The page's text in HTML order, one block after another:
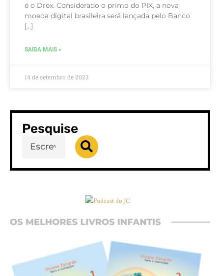
é o Drex. Considerado o primo do PIX, a nova
moeda digital brasileira será lançada pelo Banco
[…]
SAIBA MAIS »
14 de setembro de 2023
Pesquise